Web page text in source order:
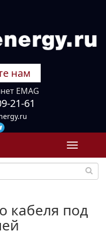
нам
EMAG
21-61
Toggle
кабеля под